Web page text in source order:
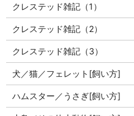
クレステッド雑記（1）
クレステッド雑記（2）
クレステッド雑記（3）
犬／猫／フェレット[飼い方]
ハムスター／うさぎ[飼い方]